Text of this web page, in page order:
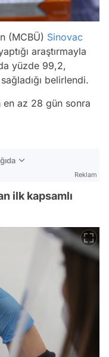
(MCBÜ) Sinovac
araştırmayla
yüzde 99,2,
belirlendi.
en az 28 gün sonra
Reklam
ilk kapsamlı